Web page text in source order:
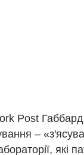
Post
–
які